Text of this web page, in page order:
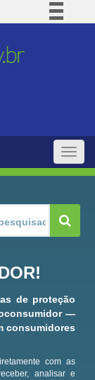
BR
Toggle
de proteção
—
consumidores
com as
analisar e